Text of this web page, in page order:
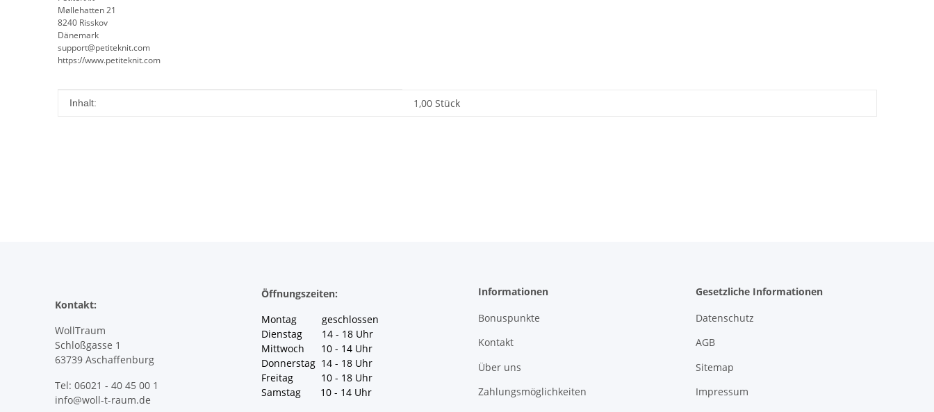
Møllehatten 21
8240 Risskov
Dänemark
support@petiteknit.com
https://www.petiteknit.com
Produkteigenschaft
Wert
Inhalt: 1,00 Stück
Kontakt:
WollTraum
Schloßgasse 1
63739 Aschaffenburg
Tel: 06021 - 40 45 00 1
info@woll-t-raum.de
Öffnungszeiten:
Montag geschlossen
Dienstag 14 - 18 Uhr
Mittwoch 10 - 14 Uhr
Donnerstag 14 - 18 Uhr
Freitag 10 - 18 Uhr
Samstag 10 - 14 Uhr
Informationen
Bonuspunkte
Kontakt
Über uns
Zahlungsmöglichkeiten
Gesetzliche Informationen
Datenschutz
AGB
Sitemap
Impressum